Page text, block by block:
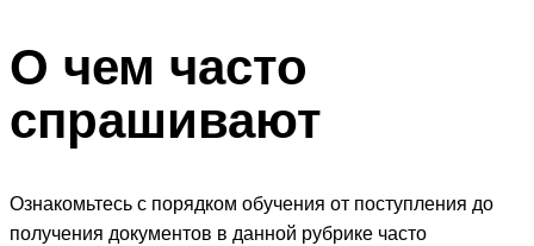
О чем часто
спрашивают
Ознакомьтесь с порядком обучения от поступления до
получения документов в данной рубрике часто